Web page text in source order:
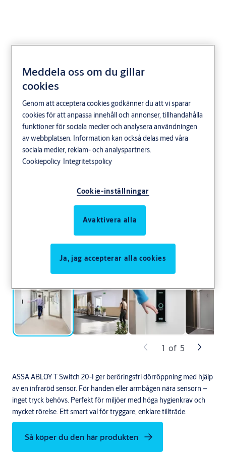
ASSA ABLOY T-Switch
20-I
Vård och omsorg Hotell Kontor och företag
Transport ASSA ABLOY
ASSA ABLOY T Switch 20-I ger beröringsfri dörröppning med hjälp
av en infraröd sensor. För handen eller armbågen nära sensorn –
inget tryck behövs. Perfekt för miljöer med höga hygienkrav och
mycket rörelse. Ett smart val för tryggare, enklare tillträde.
Så köper du den här produkten
1 of 5
Meddela oss om du gillar
cookies
Genom att acceptera cookies godkänner du att vi sparar
cookies för att anpassa innehåll och annonser, tillhandahålla
funktioner för sociala medier och analysera användningen
av webbplatsen. Information kan också delas med våra
sociala medier, reklam- och analyspartners.
Cookiepolicy Integritetspolicy
Cookie-inställningar
Avaktivera alla
Ja, jag accepterar alla cookies